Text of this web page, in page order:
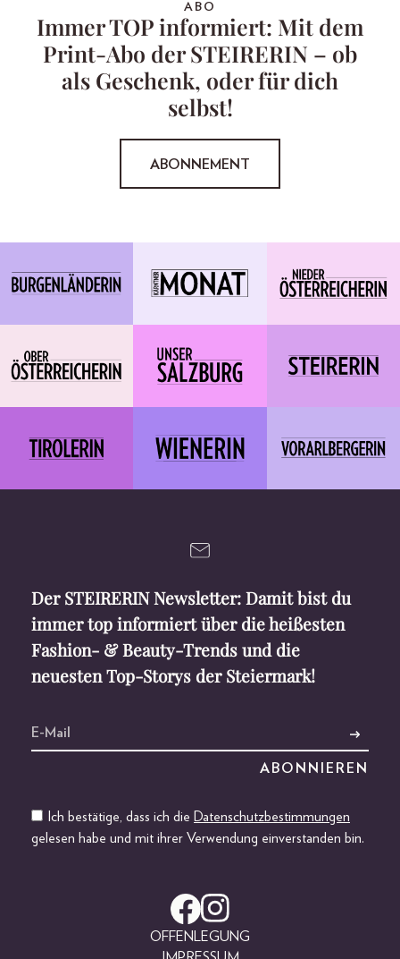
ABO
Immer TOP informiert: Mit dem
Print-Abo der STEIRERIN – ob
als Geschenk, oder für dich
selbst!
ABONNEMENT
Der STEIRERIN Newsletter: Damit bist du
immer top informiert über die heißesten
Fashion- & Beauty-Trends und die
neuesten Top-Storys der Steiermark!
Ich bestätige, dass ich die Datenschutzbestimmungen
gelesen habe und mit ihrer Verwendung einverstanden bin.
OFFENLEGUNG